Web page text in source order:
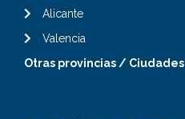
Alicante
Valencia
Otras provincias / Ciudades